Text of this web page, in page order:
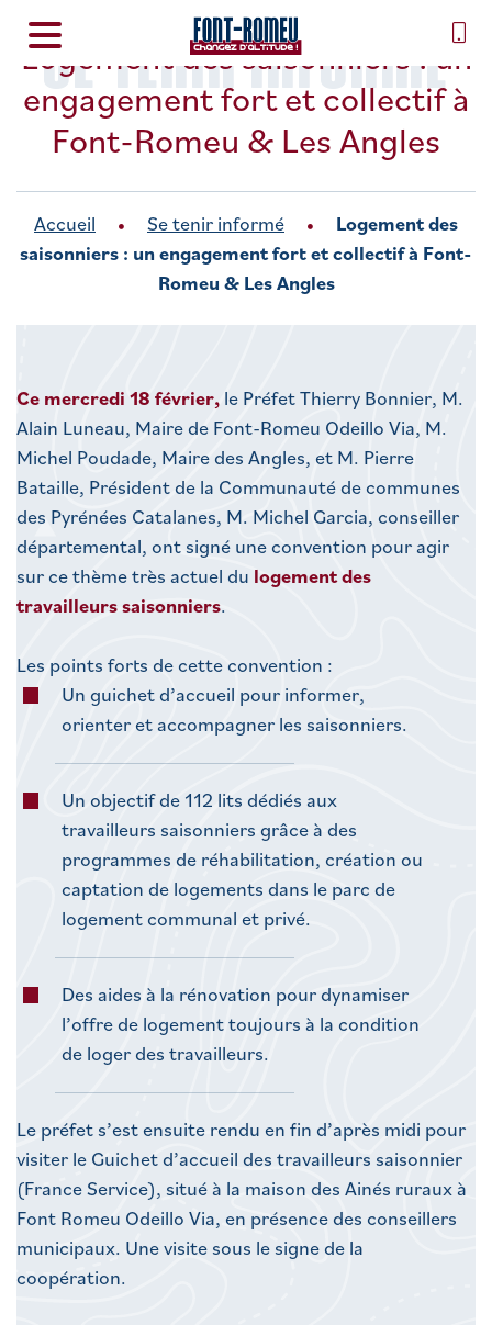
SE TENIR INFORMÉ
Logement des saisonniers : un
engagement fort et collectif à
Font-Romeu & Les Angles
Accueil Se tenir informé
Logement des
saisonniers : un engagement fort et collectif à Font-
Romeu & Les Angles
Ce mercredi 18 février, le Préfet Thierry Bonnier, M.
Alain Luneau, Maire de Font-Romeu Odeillo Via, M.
Michel Poudade, Maire des Angles, et M. Pierre
Bataille, Président de la Communauté de communes
des Pyrénées Catalanes, M. Michel Garcia, conseiller
départemental, ont signé une convention pour agir
sur ce thème très actuel du logement des
travailleurs saisonniers.
Les points forts de cette convention :
Un guichet d’accueil pour informer,
orienter et accompagner les saisonniers.
Un objectif de 112 lits dédiés aux
travailleurs saisonniers grâce à des
programmes de réhabilitation, création ou
captation de logements dans le parc de
logement communal et privé.
Des aides à la rénovation pour dynamiser
l’offre de logement toujours à la condition
de loger des travailleurs.
Le préfet s’est ensuite rendu en fin d’après midi pour
visiter le Guichet d’accueil des travailleurs saisonnier
(France Service), situé à la maison des Ainés ruraux à
Font Romeu Odeillo Via, en présence des conseillers
municipaux. Une visite sous le signe de la
coopération.